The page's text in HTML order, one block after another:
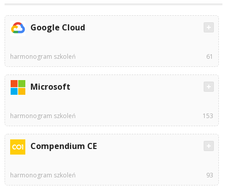
Google Cloud
harmonogram szkoleń 61
Microsoft
harmonogram szkoleń 153
Compendium CE
harmonogram szkoleń 93